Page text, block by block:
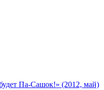
Па-Сашок!» (2012, май)